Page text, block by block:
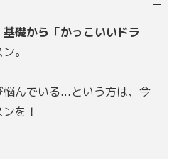
基礎から「かっこいいドラ
。
んでいる...という方は、今
を！